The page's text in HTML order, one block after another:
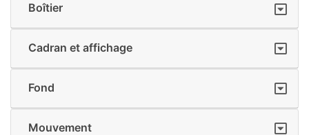
Boîtier
Cadran et affichage
Fond
Mouvement